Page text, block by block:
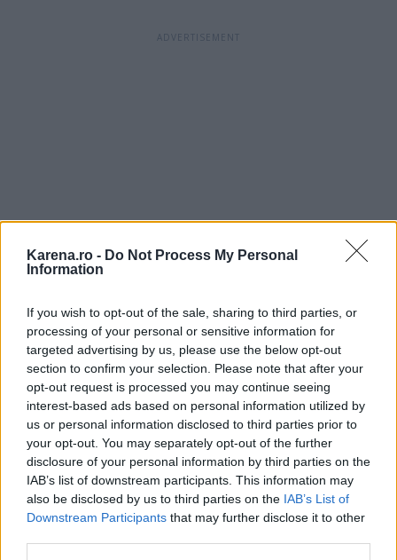
Karena.ro - Do Not Process My Personal
Information
If you wish to opt-out of the sale, sharing to third parties, or
processing of your personal or sensitive information for
targeted advertising by us, please use the below opt-out
section to confirm your selection. Please note that after your
opt-out request is processed you may continue seeing
interest-based ads based on personal information utilized by
us or personal information disclosed to third parties prior to
your opt-out. You may separately opt-out of the further
disclosure of your personal information by third parties on the
IAB’s list of downstream participants. This information may
also be disclosed by us to third parties on the IAB’s List of
Downstream Participants that may further disclose it to other
foarte bine pentru miresele cu forme
accentuate iar adancimea decolteului
depinde de tipul rochiei si de material.
Decolteu adanc:acest decolteu este in
forma de U si se potriveste majoritatii
mireselor, indiferent de forma
corpului.